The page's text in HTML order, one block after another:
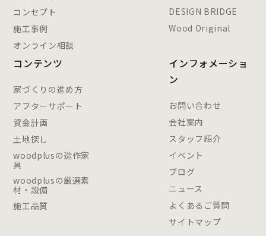
コンセプト
施工事例
オンライン相談
DESIGN BRIDGE
Wood Original
コンテンツ
家づくりの進め方
アフターサポート
資金計画
土地探し
woodplusの造作家
具
woodplusの厳選素
材・設備
施工品質
インフォメーショ
ン
お問い合わせ
会社案内
スタッフ紹介
イベント
ブログ
ニュース
よくあるご質問
サイトマップ